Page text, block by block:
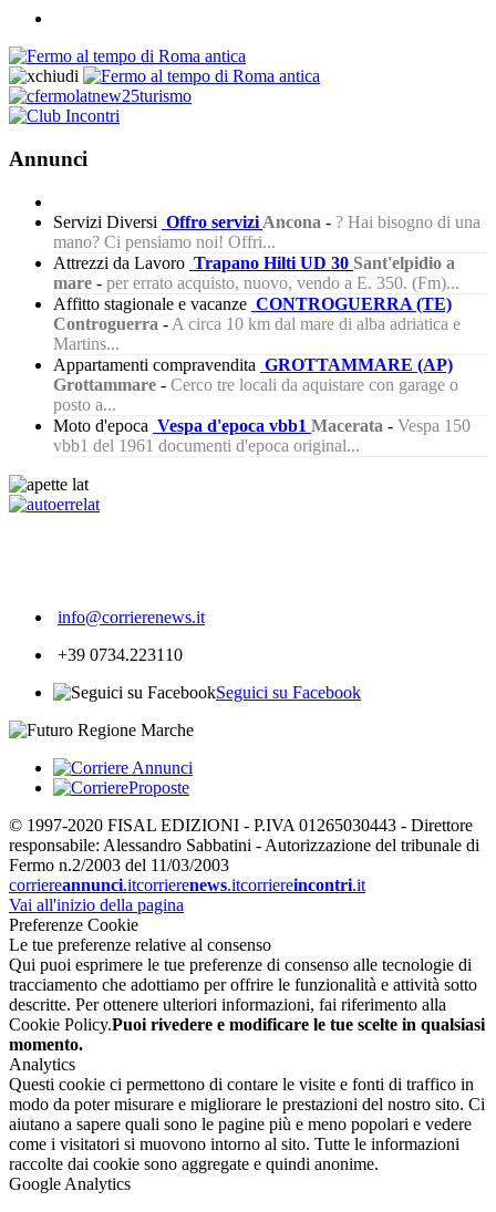
Annunci
Servizi Diversi Offro servizi Ancona - ? Hai bisogno di una
mano? Ci pensiamo noi! Offri...
Attrezzi da Lavoro Trapano Hilti UD 30 Sant'elpidio a
mare - per errato acquisto, nuovo, vendo a E. 350. (Fm)...
Affitto stagionale e vacanze CONTROGUERRA (TE)
Controguerra - A circa 10 km dal mare di alba adriatica e
Martins...
Appartamenti compravendita GROTTAMMARE (AP)
Grottammare - Cerco tre locali da aquistare con garage o
posto a...
Moto d'epoca Vespa d'epoca vbb1 Macerata - Vespa 150
vbb1 del 1961 documenti d'epoca original...
info@corrierenews.it
+39 0734.223110
Seguici su Facebook
© 1997-2020 FISAL EDIZIONI - P.IVA 01265030443 - Direttore
responsabile: Alessandro Sabbatini - Autorizzazione del tribunale di
Fermo n.2/2003 del 11/03/2003
corriereannunci.itcorrierenews.itcorriereincontri.it
Vai all'inizio della pagina
Preferenze Cookie
Le tue preferenze relative al consenso
Qui puoi esprimere le tue preferenze di consenso alle tecnologie di
tracciamento che adottiamo per offrire le funzionalità e attività sotto
descritte. Per ottenere ulteriori informazioni, fai riferimento alla
Cookie Policy.Puoi rivedere e modificare le tue scelte in qualsiasi
momento.
Analytics
Questi cookie ci permettono di contare le visite e fonti di traffico in
modo da poter misurare e migliorare le prestazioni del nostro sito. Ci
aiutano a sapere quali sono le pagine più e meno popolari e vedere
come i visitatori si muovono intorno al sito. Tutte le informazioni
raccolte dai cookie sono aggregate e quindi anonime.
Google Analytics